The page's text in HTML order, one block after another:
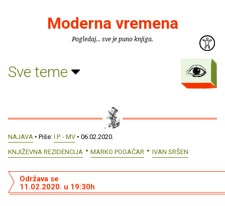
Moderna vremena
Pogledaj... sve je puno knjiga.
Sve teme
NAJAVA • Piše: I.P. - MV • 06.02.2020.
KNJIŽEVNA REZIDENCIJA
MARKO POGAČAR IVAN SRŠEN
Održava se
11.02.2020. u 19:30h